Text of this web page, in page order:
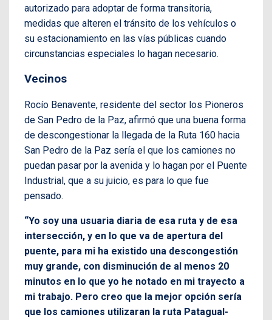
autorizado para adoptar de forma transitoria,
medidas que alteren el tránsito de los vehículos o
su estacionamiento en las vías públicas cuando
circunstancias especiales lo hagan necesario.
Vecinos
Rocío Benavente, residente del sector los Pioneros
de San Pedro de la Paz, afirmó que una buena forma
de descongestionar la llegada de la Ruta 160 hacia
San Pedro de la Paz sería el que los camiones no
puedan pasar por la avenida y lo hagan por el Puente
Industrial, que a su juicio, es para lo que fue
pensado.
“Yo soy una usuaria diaria de esa ruta y de esa
intersección, y en lo que va de apertura del
puente, para mi ha existido una descongestión
muy grande, con disminución de al menos 20
minutos en lo que yo he notado en mi trayecto a
mi trabajo. Pero creo que la mejor opción sería
que los camiones utilizaran la ruta Patagual-